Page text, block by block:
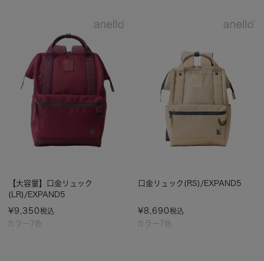
カラー7色
【大容量】口金リュック
(LR)/EXPAND5
¥9,350税込
カラー7色
口金リュック(RS)/EXPAND5
¥8,690税込